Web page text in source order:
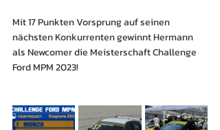
Mit 17 Punkten Vorsprung auf seinen
nächsten Konkurrenten gewinnt Hermann
als Newcomer die Meisterschaft Challenge
Ford MPM 2023!